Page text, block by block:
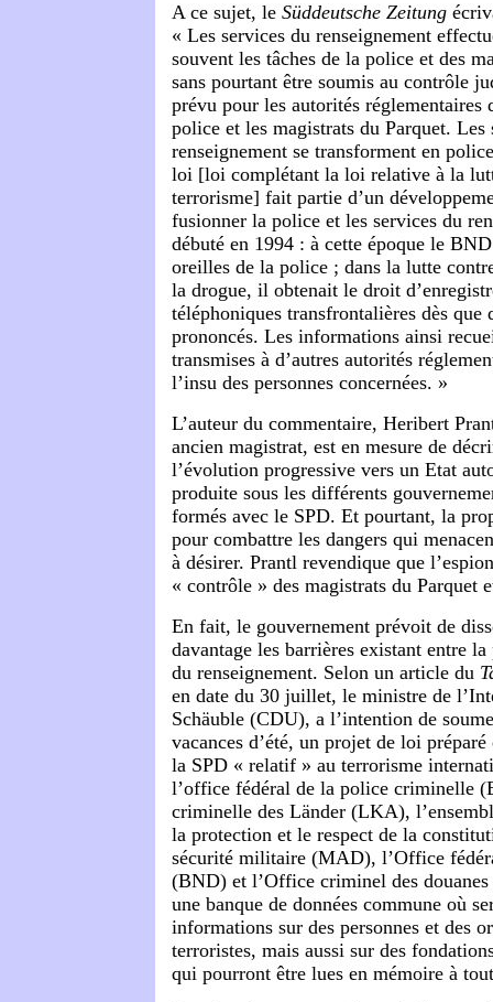
A ce sujet, le Süddeutsche Zeitung
« Les services du renseignement
souvent les tâches de la police et des
sans pourtant être soumis au contrôle
prévu pour les autorités réglementaires
police et les magistrats du Parquet. Les
renseignement se transforment en
loi [loi complétant la loi relative à la
terrorisme] fait partie d’un
fusionner la police et les services du
débuté en 1994 : à cette époque le
oreilles de la police ; dans la lutte
la drogue, il obtenait le droit
téléphoniques transfrontalières dès que
prononcés. Les informations ainsi
transmises à d’autres autorités
l’insu des personnes concernées. »
L’auteur du commentaire, Heribert
ancien magistrat, est en mesure de
l’évolution progressive vers un Etat
produite sous les différents
formés avec le SPD. Et pourtant, la
pour combattre les dangers qui
à désirer. Prantl revendique que
« contrôle » des magistrats du Parquet
En fait, le gouvernement prévoit de
davantage les barrières existant entre
du renseignement. Selon un article du
en date du 30 juillet, le ministre de
Schäuble (CDU), a l’intention de
vacances d’été, un projet de loi
la SPD « relatif » au terrorisme
l’office fédéral de la police criminelle
criminelle des Länder (LKA),
la protection et le respect de la
sécurité militaire (MAD), l’Office
(BND) et l’Office criminel des
une banque de données commune où
informations sur des personnes et des
terroristes, mais aussi sur des
qui pourront être lues en mémoire à